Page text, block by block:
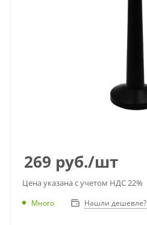
269 руб./шт
Цена указана с учетом НДС 22%
Много Нашли дешевле?